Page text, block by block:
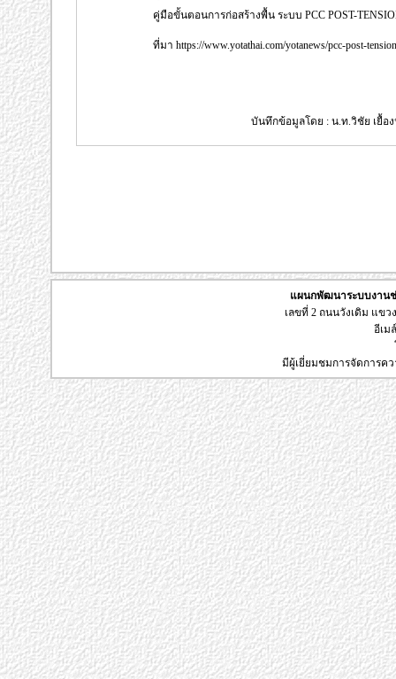
คู่มือขั้นตอนการก่อสร้างพื้น ระบบ PCC POST-
ที่มา https://www.yotathai.com/yotanews/pcc-post-
บันทึกข้อมูลโดย : น.ท.วิชัย เยื้อง
แผนกพัฒนาระบบงานช่
เลขที่ 2 ถนนวังเดิม แขว
อีเม
มีผู้เยี่ยมชมการจัดการค